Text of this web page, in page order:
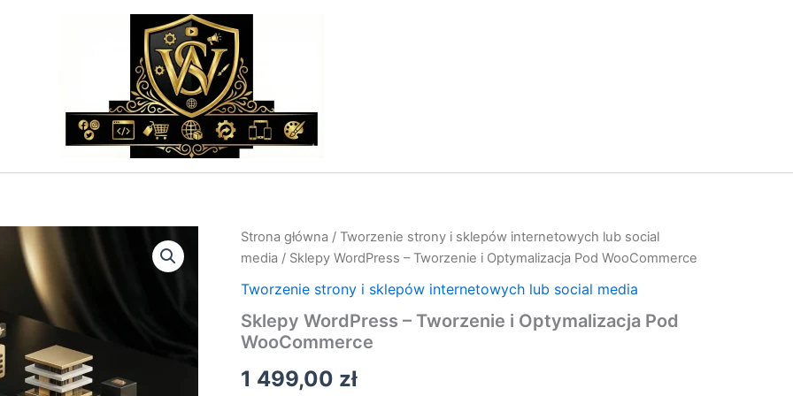
Strona główna / Tworzenie strony i sklepów internetowych lub social
media / Sklepy WordPress – Tworzenie i Optymalizacja Pod WooCommerce
Tworzenie strony i sklepów internetowych lub social media
Sklepy WordPress – Tworzenie i Optymalizacja Pod
WooCommerce
1 499,00 zł
ilość
Sklepy
WordPress
–
i
Optymalizacja
WooCommerce